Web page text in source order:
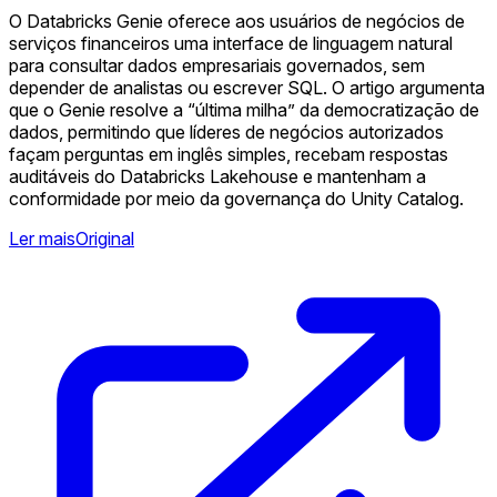
O Databricks Genie oferece aos usuários de negócios de
serviços financeiros uma interface de linguagem natural
para consultar dados empresariais governados, sem
depender de analistas ou escrever SQL. O artigo argumenta
que o Genie resolve a “última milha” da democratização de
dados, permitindo que líderes de negócios autorizados
façam perguntas em inglês simples, recebam respostas
auditáveis do Databricks Lakehouse e mantenham a
conformidade por meio da governança do Unity Catalog.
Ler maisOriginal